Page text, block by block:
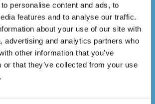
personalise content and ads, to
features and to analyse our traffic.
about your use of our site with
advertising and analytics partners who
other information that you’ve
or that they’ve collected from your use
le monde y gagne puisque
de réduire le taux
au sein de votre
Contactez-nous dès